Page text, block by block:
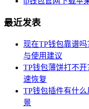
最近发表
现在TP钱包靠谱
与使用建议
TP钱包薄饼打不
速恢复
TP钱包插件有什
景